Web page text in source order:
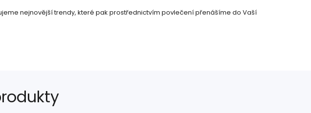
nejnovější trendy, které pak prostřednictvím povlečení přenášíme do Vaší